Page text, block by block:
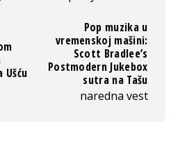
Ušću
Pop muzika u
vremenskoj mašini:
Scott Bradlee’s
Postmodern Jukebox
sutra na Tašu
naredna vest